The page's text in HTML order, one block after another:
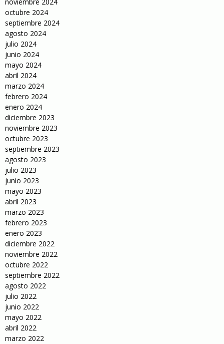
octubre 2024
septiembre 2024
agosto 2024
julio 2024
junio 2024
mayo 2024
abril 2024
marzo 2024
febrero 2024
enero 2024
diciembre 2023
noviembre 2023
octubre 2023
septiembre 2023
agosto 2023
julio 2023
junio 2023
mayo 2023
abril 2023
marzo 2023
febrero 2023
enero 2023
diciembre 2022
noviembre 2022
octubre 2022
septiembre 2022
agosto 2022
julio 2022
junio 2022
mayo 2022
abril 2022
marzo 2022